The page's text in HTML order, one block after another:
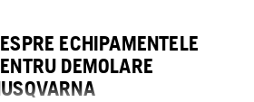
ECHIPAMENTELE
DEMOLARE